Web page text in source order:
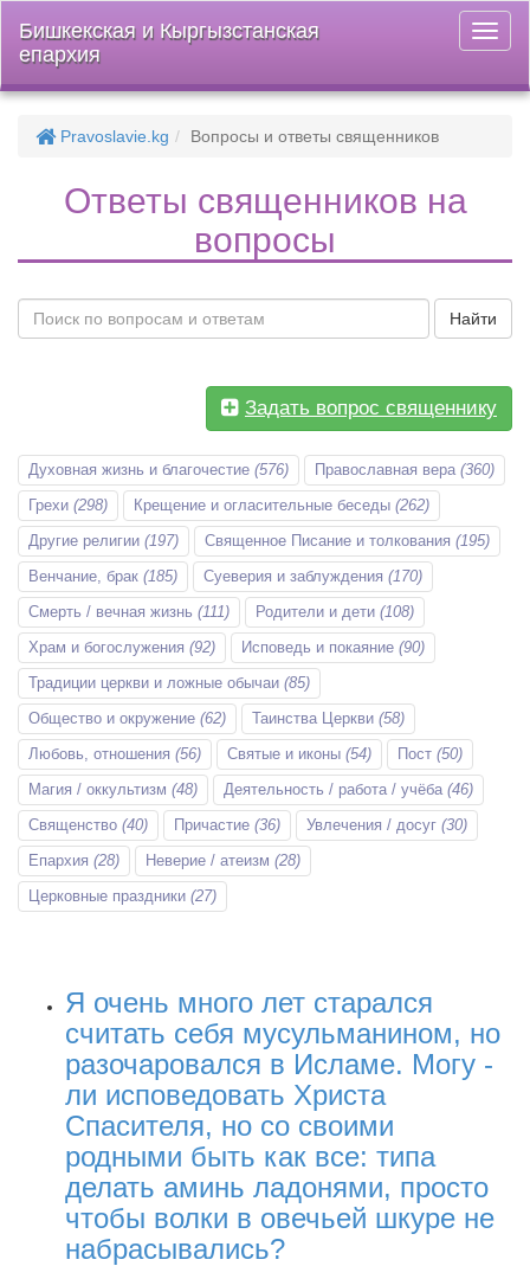
меню
Бишкекская и Кыргызстанская
епархия
Pravoslavie.kg Вопросы и ответы священников
Ответы священников на
вопросы
Найти
Задать вопрос священнику
Духовная жизнь и благочестие (576) Православная вера (360)
Грехи (298) Крещение и огласительные беседы (262)
Другие религии (197) Священное Писание и толкования (195)
Венчание, брак (185) Суеверия и заблуждения (170)
Смерть / вечная жизнь (111) Родители и дети (108)
Храм и богослужения (92) Исповедь и покаяние (90)
Традиции церкви и ложные обычаи (85)
Общество и окружение (62) Таинства Церкви (58)
Любовь, отношения (56) Святые и иконы (54) Пост (50)
Магия / оккультизм (48) Деятельность / работа / учёба (46)
Священство (40) Причастие (36) Увлечения / досуг (30)
Епархия (28) Неверие / атеизм (28)
Церковные праздники (27)
Я очень много лет старался
считать себя мусульманином, но
разочаровался в Исламе. Могу -
ли исповедовать Христа
Спасителя, но со своими
родными быть как все: типа
делать аминь ладонями, просто
чтобы волки в овечьей шкуре не
набрасывались?